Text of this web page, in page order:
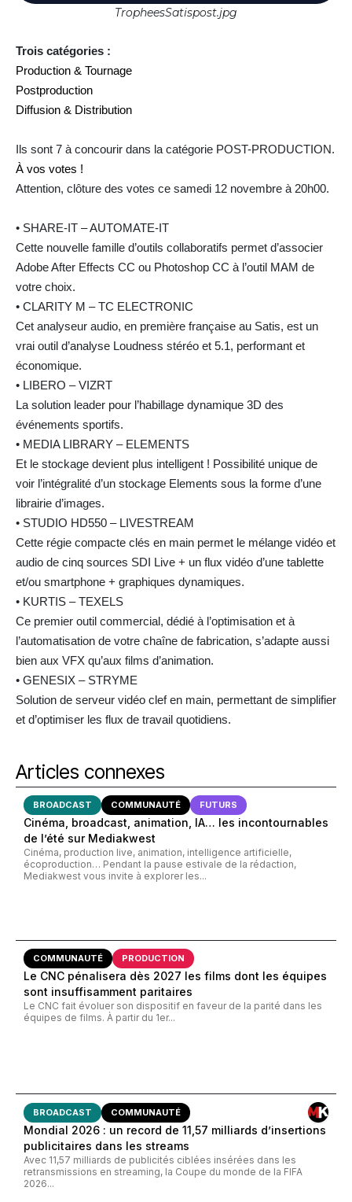
TropheesSatispost.jpg
Trois catégories :
Production & Tournage
Postproduction
Diffusion & Distribution
Ils sont 7 à concourir dans la catégorie POST-PRODUCTION.
À vos votes !
Attention, clôture des votes ce samedi 12 novembre à 20h00.
• SHARE-IT – AUTOMATE-IT
Cette nouvelle famille d’outils collaboratifs permet d’associer
Adobe After Effects CC ou Photoshop CC à l’outil MAM de
votre choix.
• CLARITY M – TC ELECTRONIC
Cet analyseur audio, en première française au Satis, est un
vrai outil d’analyse Loudness stéréo et 5.1, performant et
économique.
• LIBERO – VIZRT
La solution leader pour l’habillage dynamique 3D des
événements sportifs.
• MEDIA LIBRARY – ELEMENTS
Et le stockage devient plus intelligent ! Possibilité unique de
voir l’intégralité d’un stockage Elements sous la forme d’une
librairie d’images.
• STUDIO HD550 – LIVESTREAM
Cette régie compacte clés en main permet le mélange vidéo et
audio de cinq sources SDI Live + un flux vidéo d’une tablette
et/ou smartphone + graphiques dynamiques.
• KURTIS – TEXELS
Ce premier outil commercial, dédié à l’optimisation et à
l’automatisation de votre chaîne de fabrication, s’adapte aussi
bien aux VFX qu’aux films d’animation.
• GENESIX – STRYME
Solution de serveur vidéo clef en main, permettant de simplifier
et d’optimiser les flux de travail quotidiens.
Articles connexes
BROADCAST COMMUNAUTÉ FUTURS
Cinéma, broadcast, animation, IA… les incontournables
de l’été sur Mediakwest
Cinéma, production live, animation, intelligence artificielle,
écoproduction… Pendant la pause estivale de la rédaction,
Mediakwest vous invite à explorer les...
COMMUNAUTÉ PRODUCTION
Le CNC pénalisera dès 2027 les films dont les équipes
sont insuffisamment paritaires
Le CNC fait évoluer son dispositif en faveur de la parité dans les
équipes de films. À partir du 1er...
BROADCAST COMMUNAUTÉ
Mondial 2026 : un record de 11,57 milliards d’insertions
publicitaires dans les streams
Avec 11,57 milliards de publicités ciblées insérées dans les
retransmissions en streaming, la Coupe du monde de la FIFA
2026...